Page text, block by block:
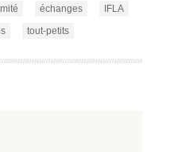
échanges
IFLA
tout-petits